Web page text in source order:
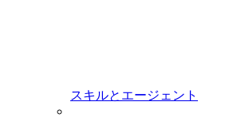
スキルとエージェント